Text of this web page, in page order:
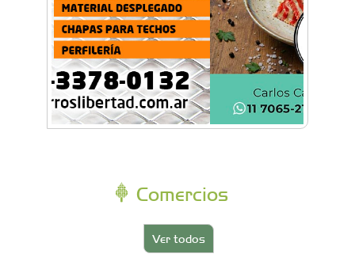
Comercios
Ver todos